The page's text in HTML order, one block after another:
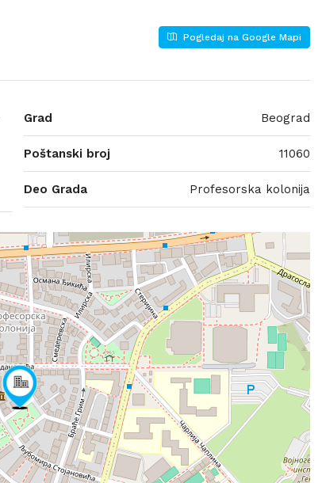
Pogledaj na Google Mapi
Grad Beograd
Poštanski broj 11060
Deo Grada Profesorska kolonija